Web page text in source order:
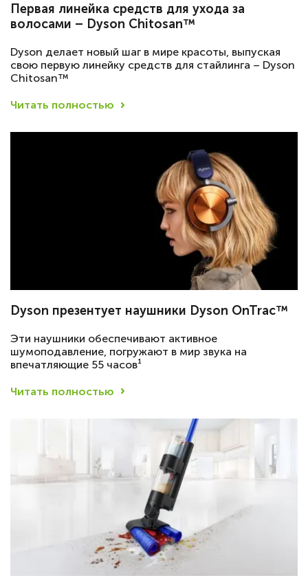
Первая линейка средств для ухода за
волосами – Dyson Chitosan™
Dyson делает новый шаг в мире красоты, выпуская
свою первую линейку средств для стайлинга – Dyson
Chitosan™
Читать полностью
Dyson презентует наушники Dyson OnTrac™
Эти наушники обеспечивают активное
шумоподавление, погружают в мир звука на
впечатляющие 55 часов¹
Читать полностью